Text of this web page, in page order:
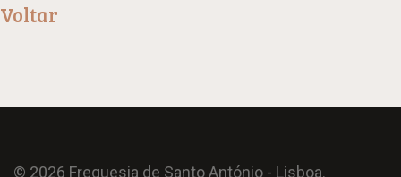
Voltar
© 2026 Freguesia de Santo António - Lisboa.